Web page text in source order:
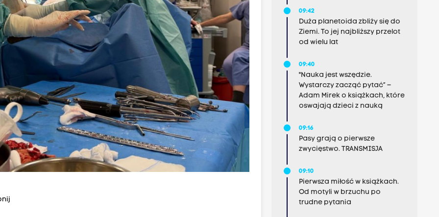
09:42
Duża planetoida zbliży się do
Ziemi. To jej najbliższy przelot
od wielu lat
09:40
"Nauka jest wszędzie.
Wystarczy zacząć pytać” –
Adam Mirek o książkach, które
oswajają dzieci z nauką
09:16
Pasy grają o pierwsze
zwycięstwo. TRANSMISJA
09:10
Pierwsza miłość w książkach.
Od motyli w brzuchu po
trudne pytania